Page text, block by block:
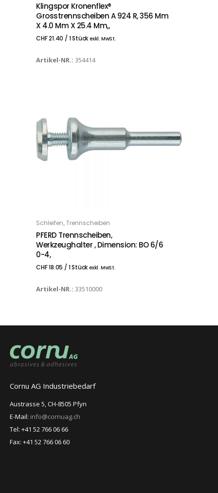
Klingspor Kronenflex®
Grosstrennscheiben A 924 R, 356 Mm
X 4.0 Mm X 25.4 Mm,,
CHF21.40 / 1 Stückexkl. MwSt.
Artikel-NR.: 354414
IN DEN WARENKORB
Schleifen,Trennscheiben
PFERD Trennscheiben,
Werkzeughalter , Dimension: BO 6/6
0-4,
CHF18.05 / 1 Stückexkl. MwSt.
Artikel-NR.: 33510000
Cornu AG Industriebedarf
Austrasse 5, CH-8505 Pfyn
E-Mail: info@cornuag.ch
Tel: +41 52 766 06 66
Fax: +41 52 766 06 60